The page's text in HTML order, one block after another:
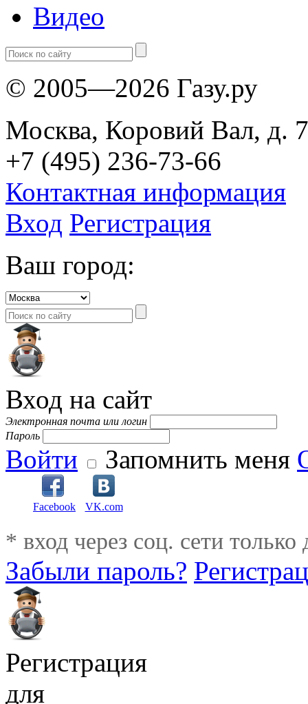
Видео
© 2005—2026 Газу.ру
Москва, Коровий Вал, д.
+7 (495) 236-73-66
Контактная информация
Вход Регистрация
Ваш город:
Вход на сайт
Электронная почта или логин
Пароль
Войти Запомнить меня
Facebook VK.com
* вход через соц. сети
Забыли пароль?
Регистрация
для